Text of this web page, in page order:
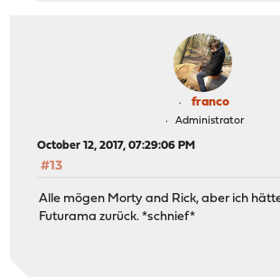
franco
Administrator
October 12, 2017, 07:29:06 PM
#13
Alle mögen Morty and Rick, aber ich
Futurama zurück. *schnief*